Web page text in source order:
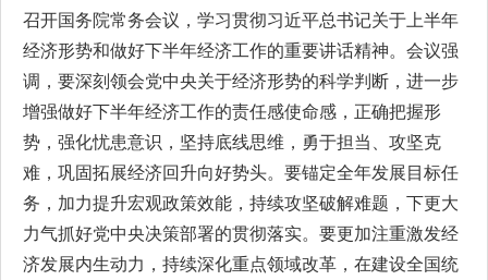
召开国务院常务会议，学习贯彻习近平总书记关于上半年
经济形势和做好下半年经济工作的重要讲话精神。会议强
调，要深刻领会党中央关于经济形势的科学判断，进一步
增强做好下半年经济工作的责任感使命感，正确把握形
势，强化忧患意识，坚持底线思维，勇于担当、攻坚克
难，巩固拓展经济回升向好势头。要锚定全年发展目标任
务，加力提升宏观政策效能，持续攻坚破解难题，下更大
力气抓好党中央决策部署的贯彻落实。要更加注重激发经
济发展内生动力，持续深化重点领域改革，在建设全国统